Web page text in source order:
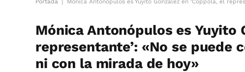
Portada Mónica Antonópulos es Yuyito González en ‘Coppola, el
Mónica Antonópulos es Yuyito
representante’: «No se
ni con la mirada de hoy»